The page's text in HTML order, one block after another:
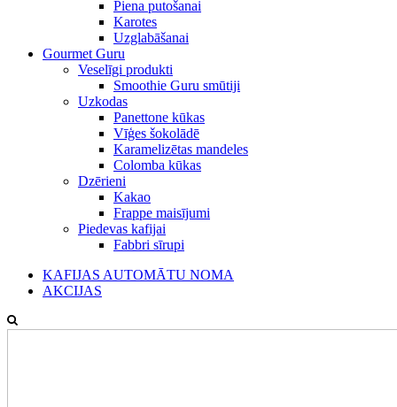
Piena putošanai
Karotes
Uzglabāšanai
Gourmet Guru
Veselīgi produkti
Smoothie Guru smūtiji
Uzkodas
Panettone kūkas
Vīģes šokolādē
Karamelizētas mandeles
Colomba kūkas
Dzērieni
Kakao
Frappe maisījumi
Piedevas kafijai
Fabbri sīrupi
KAFIJAS AUTOMĀTU NOMA
AKCIJAS